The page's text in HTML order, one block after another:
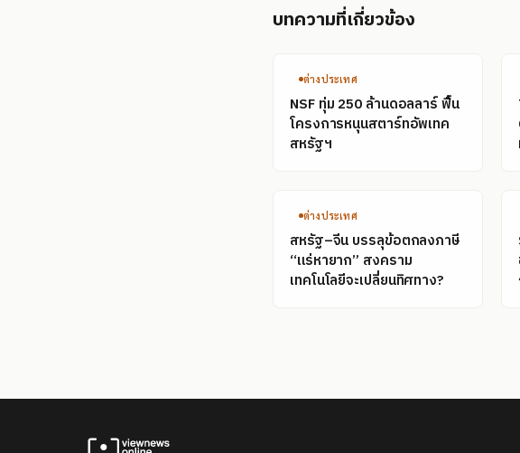
บทความที่เกี่ยวข้อง
ต่างประเทศ
NSF ทุ่ม 250 ล้านดอลลาร์ ฟื้น
โครงการหนุนสตาร์ทอัพเทค
สหรัฐฯ
ต่างประเทศ
สหรัฐ–จีน บรรลุข้อตกลงภาษี
“แร่หายาก” สงคราม
เทคโนโลยีจะเปลี่ยนทิศทาง?